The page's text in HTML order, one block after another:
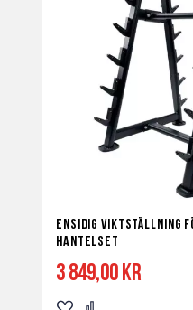
Ensidig Viktställning
Hantelset
3 849,00 kr